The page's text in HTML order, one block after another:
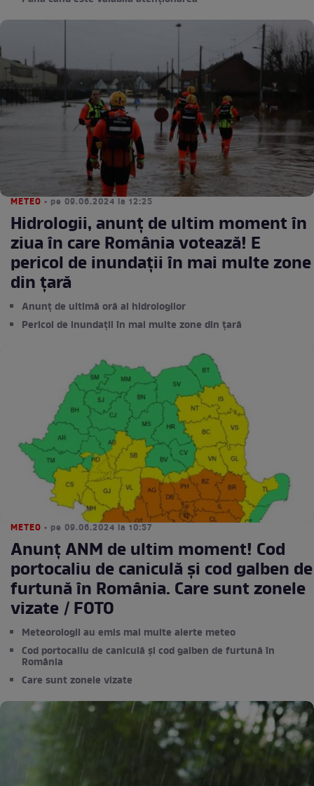
METEO • pe 09.06.2024 la 12:25
Hidrologii, anunț de ultim moment în
ziua în care România votează! E
pericol de inundații în mai multe zone
din țară
Anunț de ultimă oră al hidrologilor
Pericol de inundații în mai multe zone din țară
METEO • pe 09.06.2024 la 10:57
Anunț ANM de ultim moment! Cod
portocaliu de caniculă și cod galben de
furtună în România. Care sunt zonele
vizate / FOTO
Meteorologii au emis mai multe alerte meteo
Cod portocaliu de caniculă și cod galben de furtună în
România
Care sunt zonele vizate